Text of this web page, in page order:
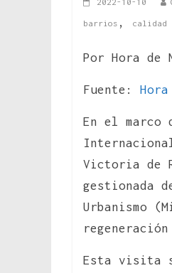
barrios , calidad
Por Hora de
Fuente:
En el marco
Victoria de
gestionada
Urbanismo
Esta visita